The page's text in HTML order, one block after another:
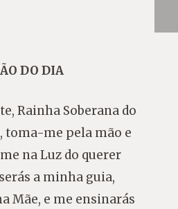
DO DIA
Rainha Soberana do
toma-me pela mão e
na Luz do querer
a minha guia,
Mãe, e me ensinarás